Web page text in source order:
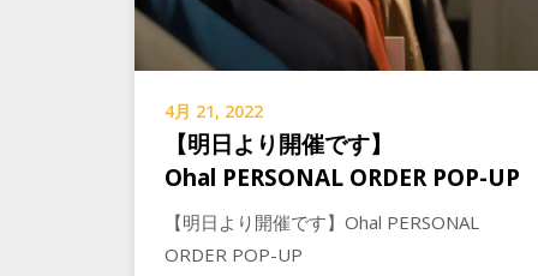
4月 21, 2022
【明日より開催です】
Ohal PERSONAL ORDER POP-UP
【明日より開催です】Ohal PERSONAL
ORDER POP-UP